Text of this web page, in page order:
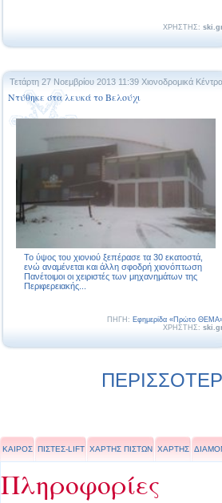
ΧΡΗΣΤΗΣ:
Τετάρτη 27 Νοεμβρίου 2013 11:39 Χιονοδρομικά Κέντρα
Ντύθηκε στα λευκά το Βελούχι
Το ύψος του χιονιού ξεπέρασε τα 30 εκατοστά,
ενώ αναμένεται και άλλη σφοδρή χιονόπτωση
Πανέτοιμοι οι χειριστές των μηχανημάτων της
Περιφερειακής...
ΠΗΓΗ: Εφημερίδα «Πρώτο
ΧΡΗΣΤΗΣ:
ΚΑΙΡΟΣ ΠΙΣΤΕΣ-LIFT ΧΑΡΤΗΣ ΠΙΣΤΩΝ ΧΑΡΤΗΣ
Πληροφορίες